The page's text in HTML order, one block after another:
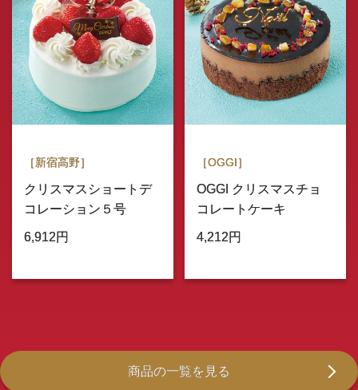
［新宿高野］
クリスマスショートデ
コレーション５号
6,912円
［OGGI］
OGGI クリスマスチョ
コレートケーキ
4,212円
商品の一覧を見る